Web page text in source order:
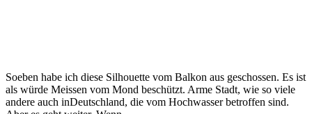
Soeben habe ich diese Silhouette vom Balkon aus geschossen. Es ist
als würde Meissen vom Mond beschützt. Arme Stadt, wie so viele
andere auch inDeutschland, die vom Hochwasser betroffen sind.